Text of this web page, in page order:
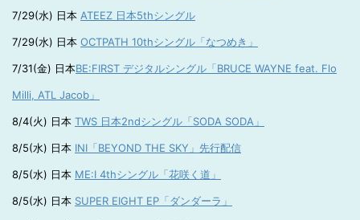
7/29(水) 日本 ATEEZ 日本5thシングル
7/29(水) 日本 OCTPATH 10thシングル「なつめき」
7/31(金) 日本BE:FIRST デジタルシングル「BRUCE WAYNE feat. Flo
Milli, ATL Jacob」
8/4(火) 日本 TWS 日本2ndシングル「SODA SODA」
8/5(水) 日本 INI「BEYOND THE SKY」先行配信
8/5(水) 日本 ME:I 4thシングル「花咲く道」
8/5(水) 日本 SUPER EIGHT EP「ダンダーラ」